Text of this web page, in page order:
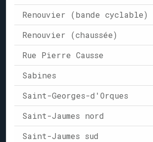
Renouvier (bande cyclable)
Renouvier (chaussée)
Rue Pierre Causse
Sabines
Saint-Georges-d'Orques
Saint-Jaumes nord
Saint-Jaumes sud